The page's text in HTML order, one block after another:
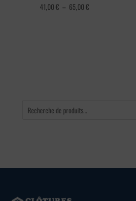
41,00€ – 65,00€Plage